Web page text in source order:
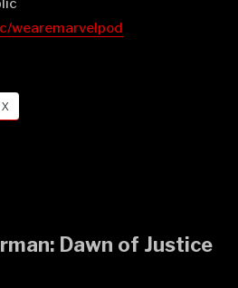
wearemarvelpod⁠⁠
X
Dawn of Justice